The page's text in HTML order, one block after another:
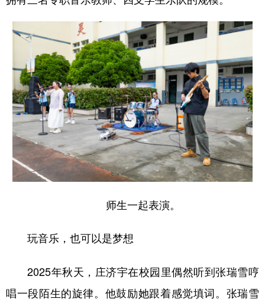
师生一起表演。
玩音乐，也可以是梦想
2025年秋天，庄济宇在校园里偶然听到张瑞雪哼
唱一段陌生的旋律。他鼓励她跟着感觉填词。张瑞雪